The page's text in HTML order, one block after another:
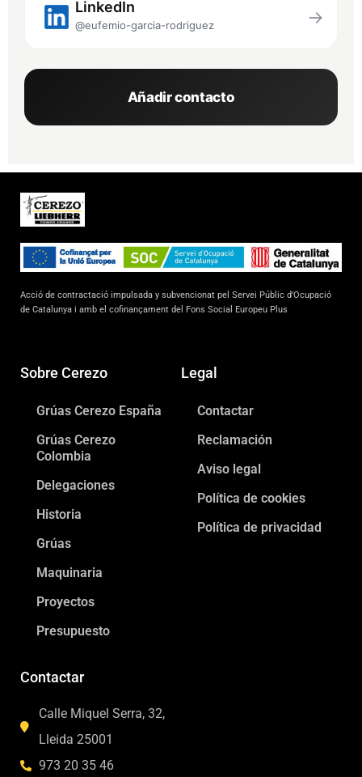
LinkedIn
@eufemio-garcia-rodriguez →
Añadir contacto
Acció de contractació impulsada y subvencionat pel Servei Públic d’Ocupació
de Catalunya i amb el cofinançament del Fons Social Europeu Plus
Sobre Cerezo
Grúas Cerezo España
Grúas Cerezo
Colombia
Delegaciones
Historia
Grúas
Maquinaria
Proyectos
Presupuesto
Legal
Contactar
Reclamación
Aviso legal
Política de cookies
Política de privacidad
Contactar
Calle Miquel Serra, 32,
Lleida 25001
973 20 35 46